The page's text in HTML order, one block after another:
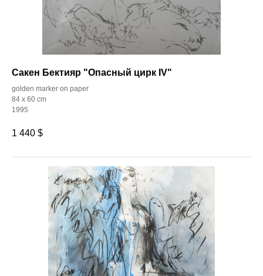
Сакен Бектияр "Опасный цирк IV"
golden marker on paper
84 x 60 cm
1995
1 440 $